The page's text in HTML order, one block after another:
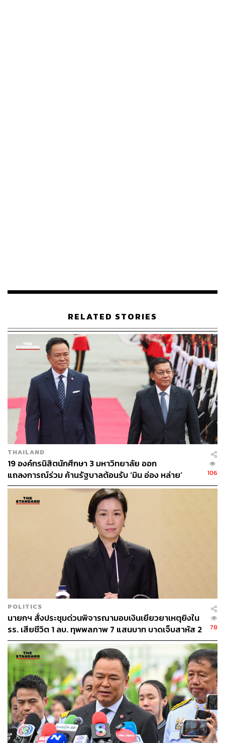
พิธา ลิ้มเจริญรัตน์ มาเป็นอันดับ 1 ในฐานะนักการเมืองแห่งปี
ใหม่อีกครั้ง พบว่า เศรษฐา ทวีสิน นายกรัฐมนตรี พลิกกลับขึ้น
มาเป็นอันดับ 1 ในฐานะนักการเมืองที่ประชาชนชื่นชอบมาก
ขณะที่ ลิณธิภรณ์ วริณวัชรโรจน์ สส. แบบบัญชีรายชื่อ และ
รองเลขาธิการพรรคเพื่อไทย กล่าวว่า ผลสำรวจโดย LINE
TODAY นี้มีผู้ตอบแบบสอบถามที่ผ่านการยืนยันตัวตนไม่น้อย
กว่า 21,000 คน ซึ่งเศรษฐาได้รับคะแนนมากที่สุดเป็นอันดับ 1
ถึง 8,742 คะแนน คิดเป็น 40.13% ตามมาด้วยอันดับ 2 พิธา
ลิ้มเจริญรัตน์ 7,425 คะแนน 34.09% ของผู้ตอบแบบสอบถาม
ทั้งหมด ที่มีตัวเลือกเป็นนักการเมืองทั้งฝ่ายรัฐบาลและฝ่าย
ค้าน
ลิณธิภรณ์กล่าวต่อไปว่า คะแนนนิยมนี้สะท้อนว่า ประชาชน
เห็นและสัมผัสได้ถึงผลลัพธ์จากความมุ่งมั่นในการทำงาน
ของรัฐบาล ที่นำโดยเศรษฐา สามารถจัดตั้งรัฐบาล นำพา
ประเทศพ้นภาวะสุญญากาศหลังการเลือกตั้งครั้งล่าสุด จน
เข้าบริหารโดยปราศจากกฎหมายงบประมาณที่ล่าช้ามาแต่
โดยยึดหลักสอบถาม หารือ สั่งการ และติดตามต่อเนื่อง ก่อน
ที่จะมีการเบิกจ่ายงบประมาณปี พ.ศ. 2567 ยิ่งเมื่องบประมาณ
ปี พ.ศ. 2567 ได้รับการอนุมัติ อาทิ งบกลางในวงเงิน 7.6 พัน
ล้านบาท ให้ สทนช. รับมือน้ำท่วมปี 2567 และน้ำแล้งปี 2568
และวงเงินกว่า 272 ล้านบาท แก้ปัญหาไฟป่า หมอกควัน ลด
ฝุ่น PM2.5 ทั้งหมดมีเจตนารมณ์เพื่อช่วยเหลือ และบรรเทา
ความทุกข์ร้อนของพี่น้องประชาชนอย่างตรงจุด จน
ประชาชนสัมผัสได้ และสะท้อนผ่านคะแนนความนิยมในวัน
นี้
ลิณธิภรณ์กล่าวต่อด้วยว่า ในฐานะ สส. พรรคเพื่อไทย ที่เป็น
พรรคแกนนำรัฐบาล นอกจากจะขอแสดงความยินดีแล้ว ต้อง
ขอเป็นกำลังใจให้รัฐบาลไม่หยุดอยู่เท่านี้ แต่ต่อยอดความ
สำเร็จต่อไป โดยเฉพาะอย่างยิ่งผ่านโครงการเติมเงิน 10,000
บาทผ่านดิจิทัลวอลเล็ตที่เตรียมเปิดลงทะเบียนในวันที่ 1
สิงหาคมนี้ เพื่อกระตุ้นเศรษฐกิจครั้งใหญ่ทั้งระบบต่อไป
RELATED STORIES
THAILAND
19 องค์กรนิสิตนักศึกษา 3 มหาวิทยาลัย ออก
แถลงการณ์ร่วม ค้านรัฐบาลต้อนรับ ‘มิน อ่อง หล่าย’
106
POLITICS
นายกฯ สั่งประชุมด่วนพิจารณามอบเงินเยียวยาเหตุยิงใน
รร. เสียชีวิต 1 ลบ. ทุพพลภาพ 7 แสนบาท บาดเจ็บสาหัส 2
แสนบาท บาดเจ็บเล็กน้อย 1 แสนบาท
78